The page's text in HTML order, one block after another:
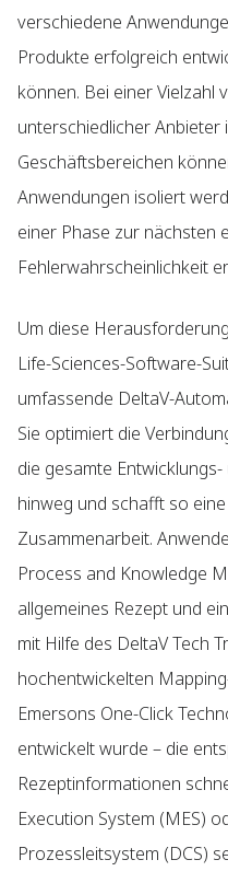
verschiedene
Produkte erfolgreich
können. Bei einer Vielzahl
unterschiedlicher Anbieter
Geschäftsbereichen
Anwendungen isoliert
einer Phase zur nächsten
Fehlerwahrscheinlichkeit
Um diese
Life-Sciences-Software-
umfassende DeltaV-
Sie optimiert die
die gesamte
hinweg und schafft so
Zusammenarbeit.
Process and Knowledge
allgemeines Rezept und
mit Hilfe des DeltaV Tech
hochentwickelten
Emersons One-Click
entwickelt wurde – die
Rezeptinformationen
Execution System (MES)
Prozessleitsystem (DCS)